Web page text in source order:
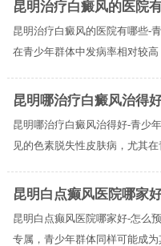
昆明治疗白癜风的医院
昆明治疗白癜风的医院有哪些-
在青少年群体中发病率相对较高
昆明哪治疗白癜风治得
昆明哪治疗白癜风治得好-青少
见的色素脱失性皮肤病，尤其在
昆明白点癫风医院哪家
昆明白点癫风医院哪家好-怎么
专属，青少年群体同样可能成为